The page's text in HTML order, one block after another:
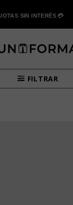
6 CUOTAS SIN INTERÉS 💳
FILTRAR